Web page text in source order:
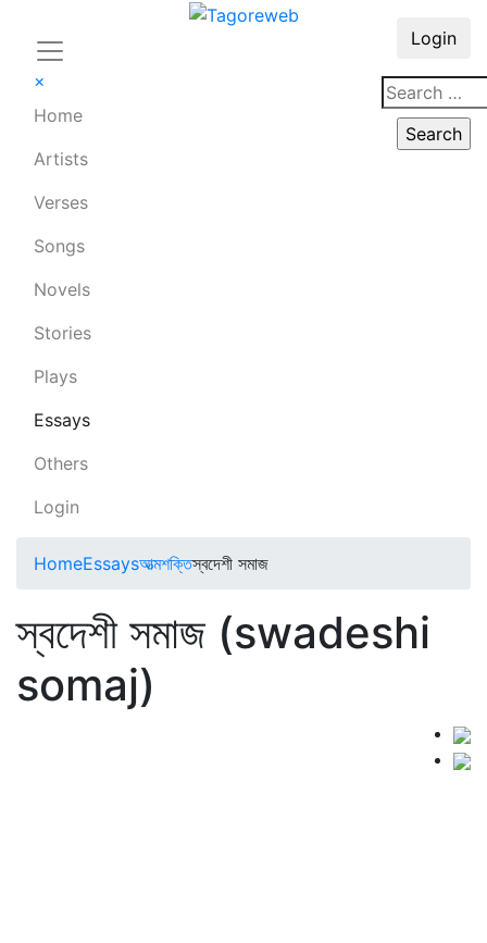
×
Home
Artists
Verses
Songs
Novels
Stories
Plays
Essays
Others
Login
Login
HomeEssaysআত্মশক্তিস্বদেশী সমাজ
স্বদেশী সমাজ (swadeshi
somaj)